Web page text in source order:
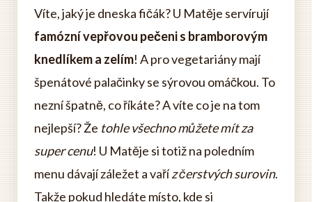
Víte, jaký je dneska fičák? U Matěje servírují
famózní vepřovou pečeni s bramborovým
knedlíkem a zelím! A pro vegetariány mají
špenátové palačinky se sýrovou omáčkou. To
nezní špatně, co říkáte? A víte co je na tom
nejlepší? Že tohle všechno můžete mít za
super cenu! U Matěje si totiž na poledním
menu dávají záležet a vaříz čerstvých surovin.
Takže pokud hledáte místo, kde si